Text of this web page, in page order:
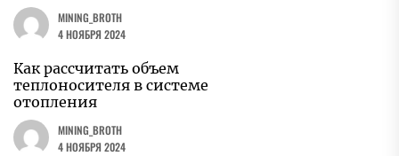
MINING_BROTH
4 НОЯБРЯ 2024
Как рассчитать объем
теплоносителя в системе
отопления
MINING_BROTH
4 НОЯБРЯ 2024